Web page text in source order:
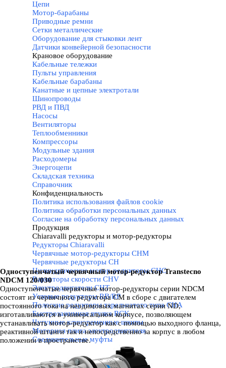
Цепи
Мотор-барабаны
Приводные ремни
Сетки металлические
Оборудование для стыковки лент
Датчики конвейерной безопасности
Крановое оборудование
Кабельные тележки
Пульты управления
Кабельные барабаны
Канатные и цепные электротали
Шинопроводы
РВД и ПВД
Насосы
Вентиляторы
Теплообменники
Компрессоры
Модульные здания
Расходомеры
Энергоцепи
Складская техника
Справочник
Конфиденциальность
Политика использования файлов cookie
Политика обработки персональных данных
Согласие на обработку персональных данных
Продукция
Chiaravalli редукторы и мотор-редукторы
Редукторы Chiaravalli
Червячные мотор-редукторы CHM
Червячные редукторы CH
Цилиндрические мотор-редукторы CHC
Вариаторы скорости CHV
Электродвигатели CHT
Угловые редукторы RB/RP
Полоские редукторы тарельчатого типа CHA
Быстрозажимная втулка RCK
Чугунные клиноременные шкивы
Моторная плита электродвигателя
Соединительные муфты
Подшипники
Втулки ТаперБуш
Одноступенчатый червячный мотор-редуктор Transtecno
NDCM 120/030
Одноступенчатые червячные мотор-редукторы серии NDCM
состоят из червячного редуктора СМ в сборе c двигателем
постоянного тока на неодимовых магнитах серии ND,
изготавливаются в универсальном корпусе, позволяющем
устанавливать мотор-редуктор как с помощью выходного фланца,
реактивной штанги так и непосредственно за корпус в любом
положении в пространстве.